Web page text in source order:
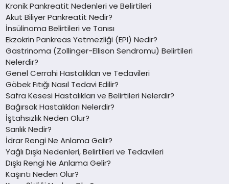
Kronik Pankreatit Nedenleri ve Belirtileri
Akut Biliyer Pankreatit Nedir?
İnsülinoma Belirtileri ve Tanısı
Ekzokrin Pankreas Yetmezliği (EPI) Nedir?
Gastrinoma (Zollinger-Ellison Sendromu) Belirtileri
Nelerdir?
Genel Cerrahi Hastalıkları ve Tedavileri
Göbek Fıtığı Nasıl Tedavi Edilir?
Safra Kesesi Hastalıkları ve Belirtileri Nelerdir?
Bağırsak Hastalıkları Nelerdir?
İştahsızlık Neden Olur?
Sarılık Nedir?
İdrar Rengi Ne Anlama Gelir?
Yağlı Dışkı Nedenleri, Belirtileri ve Tedavileri
Dışkı Rengi Ne Anlama Gelir?
Kaşıntı Neden Olur?